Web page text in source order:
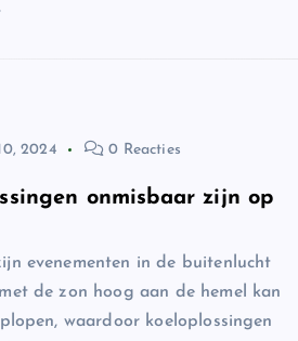
2024 0 Reacties
onmisbaar zijn op
evenementen in de buitenlucht
de zon hoog aan de hemel kan
waardoor koeloplossingen